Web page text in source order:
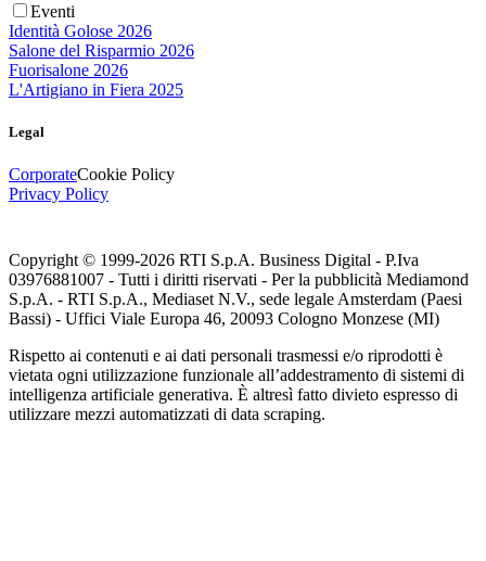
Eventi
Identità Golose 2026
Salone del Risparmio 2026
Fuorisalone 2026
L'Artigiano in Fiera 2025
Legal
CorporateCookie Policy
Privacy Policy
Copyright © 1999-2026 RTI S.p.A. Business Digital - P.Iva
03976881007 - Tutti i diritti riservati - Per la pubblicità Mediamond
S.p.A. - RTI S.p.A., Mediaset N.V., sede legale Amsterdam (Paesi
Bassi) - Uffici Viale Europa 46, 20093 Cologno Monzese (MI)
Rispetto ai contenuti e ai dati personali trasmessi e/o riprodotti è
vietata ogni utilizzazione funzionale all’addestramento di sistemi di
intelligenza artificiale generativa. È altresì fatto divieto espresso di
utilizzare mezzi automatizzati di data scraping.